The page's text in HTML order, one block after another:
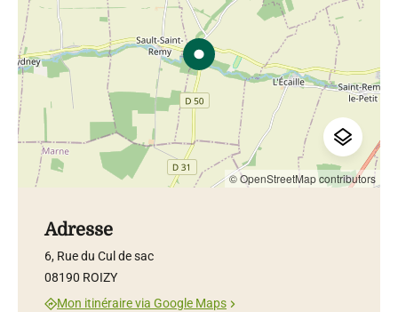
© OpenStreetMap contributors
Adresse
6, Rue du Cul de sac
08190 ROIZY
Mon itinéraire via Google Maps